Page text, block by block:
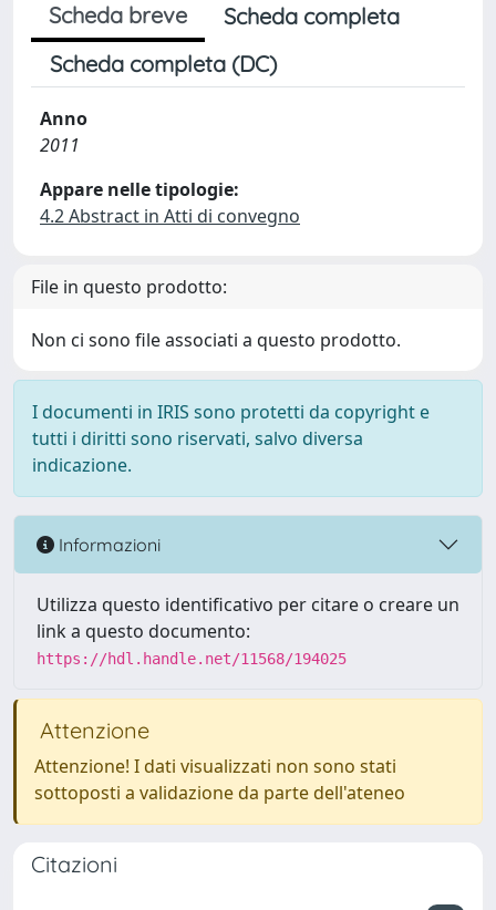
Scheda breve
Scheda completa
Scheda completa (DC)
Anno
2011
Appare nelle tipologie:
4.2 Abstract in Atti di convegno
File in questo prodotto:
Non ci sono file associati a questo prodotto.
I documenti in IRIS sono protetti da copyright e
tutti i diritti sono riservati, salvo diversa
indicazione.
Informazioni
Utilizza questo identificativo per citare o creare un
link a questo documento:
https://hdl.handle.net/11568/194025
Attenzione
Attenzione! I dati visualizzati non sono stati
sottoposti a validazione da parte dell'ateneo
Citazioni